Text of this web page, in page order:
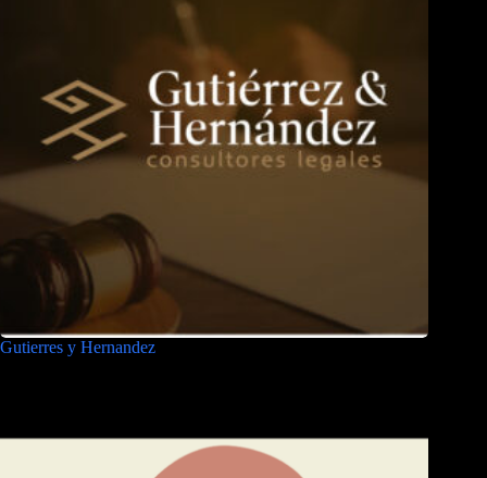
Gutierres y Hernandez